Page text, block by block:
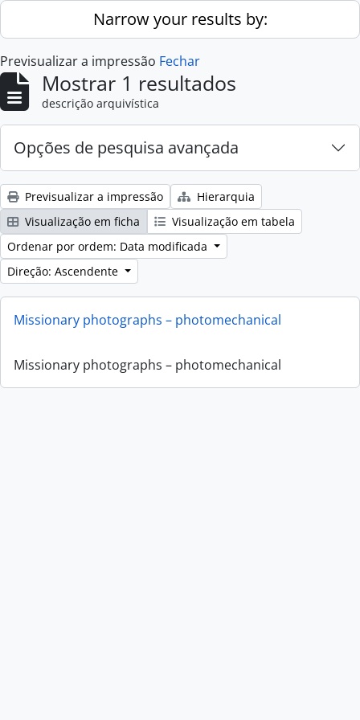
Skip to main contentNarrow your results by:
Previsualizar a impressão Fechar
Mostrar 1 resultados
descrição arquivística
Opções de pesquisa avançada
Previsualizar a impressão
Hierarquia
Visualização em ficha
Visualização em tabela
Ordenar por ordem: Data modificada
Direção: Ascendente
Missionary photographs – photomechanical
Missionary photographs – photomechanical